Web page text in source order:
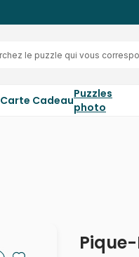
Carte CadeauPuzzles
photo